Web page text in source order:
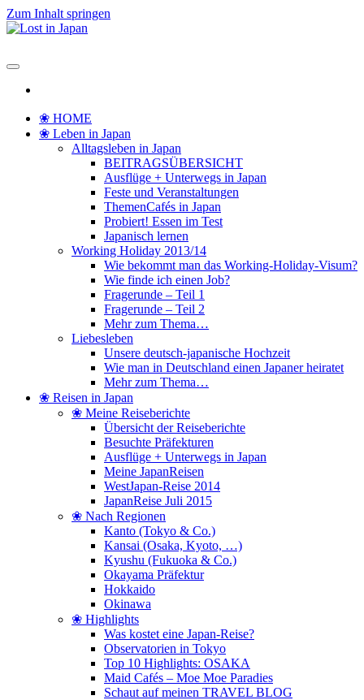
Zum Inhalt springen
❀ HOME
❀ Leben in Japan
Alltagsleben in Japan
BEITRAGSÜBERSICHT
Ausflüge + Unterwegs in Japan
Feste und Veranstaltungen
ThemenCafés in Japan
Probiert! Essen im Test
Japanisch lernen
Working Holiday 2013/14
Wie bekommt man das Working-Holiday-Visum?
Wie finde ich einen Job?
Fragerunde – Teil 1
Fragerunde – Teil 2
Mehr zum Thema…
Liebesleben
Unsere deutsch-japanische Hochzeit
Wie man in Deutschland einen Japaner heiratet
Mehr zum Thema…
❀ Reisen in Japan
❀ Meine Reiseberichte
Übersicht der Reiseberichte
Besuchte Präfekturen
Ausflüge + Unterwegs in Japan
Meine JapanReisen
WestJapan-Reise 2014
JapanReise Juli 2015
❀ Nach Regionen
Kanto (Tokyo & Co.)
Kansai (Osaka, Kyoto, …)
Kyushu (Fukuoka & Co.)
Okayama Präfektur
Hokkaido
Okinawa
❀ Highlights
Was kostet eine Japan-Reise?
Observatorien in Tokyo
Top 10 Highlights: OSAKA
Maid Cafés – Moe Moe Paradies
Schaut auf meinen TRAVEL BLOG